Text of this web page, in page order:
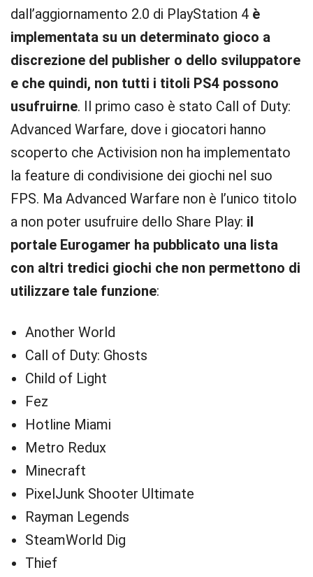
dall’aggiornamento 2.0 di PlayStation 4 è
implementata su un determinato gioco a
discrezione del publisher o dello sviluppatore
e che quindi, non tutti i titoli PS4 possono
usufruirne. Il primo caso è stato Call of Duty:
Advanced Warfare, dove i giocatori hanno
scoperto che Activision non ha implementato
la feature di condivisione dei giochi nel suo
FPS. Ma Advanced Warfare non è l’unico titolo
a non poter usufruire dello Share Play: il
portale Eurogamer ha pubblicato una lista
con altri tredici giochi che non permettono di
utilizzare tale funzione:
Another World
Call of Duty: Ghosts
Child of Light
Fez
Hotline Miami
Metro Redux
Minecraft
PixelJunk Shooter Ultimate
Rayman Legends
SteamWorld Dig
Thief